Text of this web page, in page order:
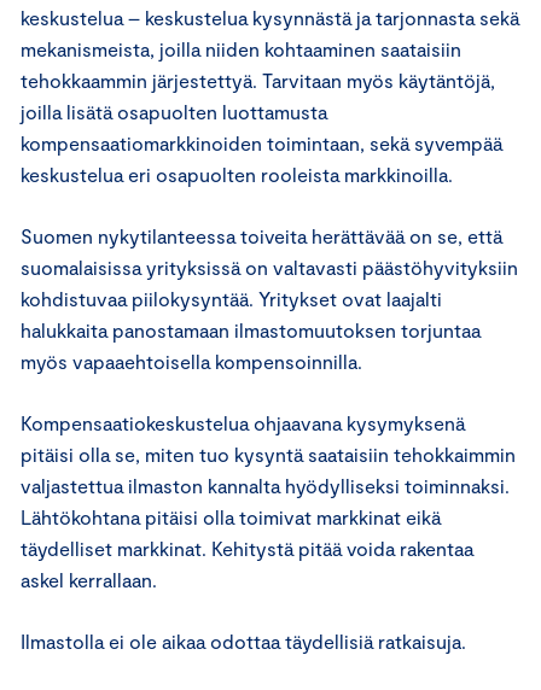
keskustelua – keskustelua kysynnästä ja tarjonnasta sekä
mekanismeista, joilla niiden kohtaaminen saataisiin
tehokkaammin järjestettyä. Tarvitaan myös käytäntöjä,
joilla lisätä osapuolten luottamusta
kompensaatiomarkkinoiden toimintaan, sekä syvempää
keskustelua eri osapuolten rooleista markkinoilla.
Suomen nykytilanteessa toiveita herättävää on se, että
suomalaisissa yrityksissä on valtavasti päästöhyvityksiin
kohdistuvaa piilokysyntää. Yritykset ovat laajalti
halukkaita panostamaan ilmastomuutoksen torjuntaa
myös vapaaehtoisella kompensoinnilla.
Kompensaatiokeskustelua ohjaavana kysymyksenä
pitäisi olla se, miten tuo kysyntä saataisiin tehokkaimmin
valjastettua ilmaston kannalta hyödylliseksi toiminnaksi.
Lähtökohtana pitäisi olla toimivat markkinat eikä
täydelliset markkinat. Kehitystä pitää voida rakentaa
askel kerrallaan.
Ilmastolla ei ole aikaa odottaa täydellisiä ratkaisuja.